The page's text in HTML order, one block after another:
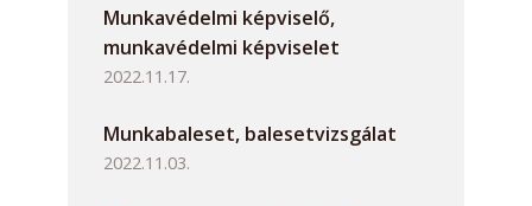
Munkavédelmi képviselő,
munkavédelmi képviselet
2022.11.17.
Munkabaleset, balesetvizsgálat
2022.11.03.